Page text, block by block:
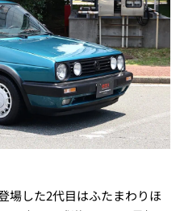
場した2代目はふたまわりほ